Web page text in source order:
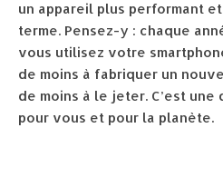
un appareil plus performant
terme. Pensez-y : chaque
vous utilisez votre
de moins à fabriquer un
de moins à le jeter. C’est
pour vous et pour la planète.